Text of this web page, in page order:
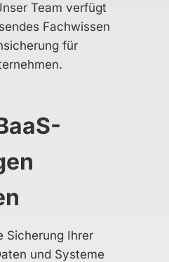
Team verfügt
Fachwissen
für
Sicherung Ihrer
und Systeme